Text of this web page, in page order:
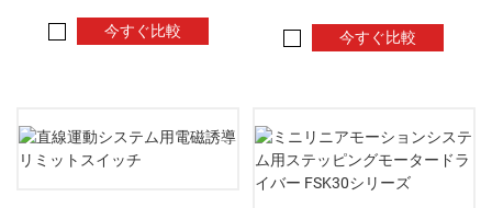
今すぐ比較 今すぐ比較